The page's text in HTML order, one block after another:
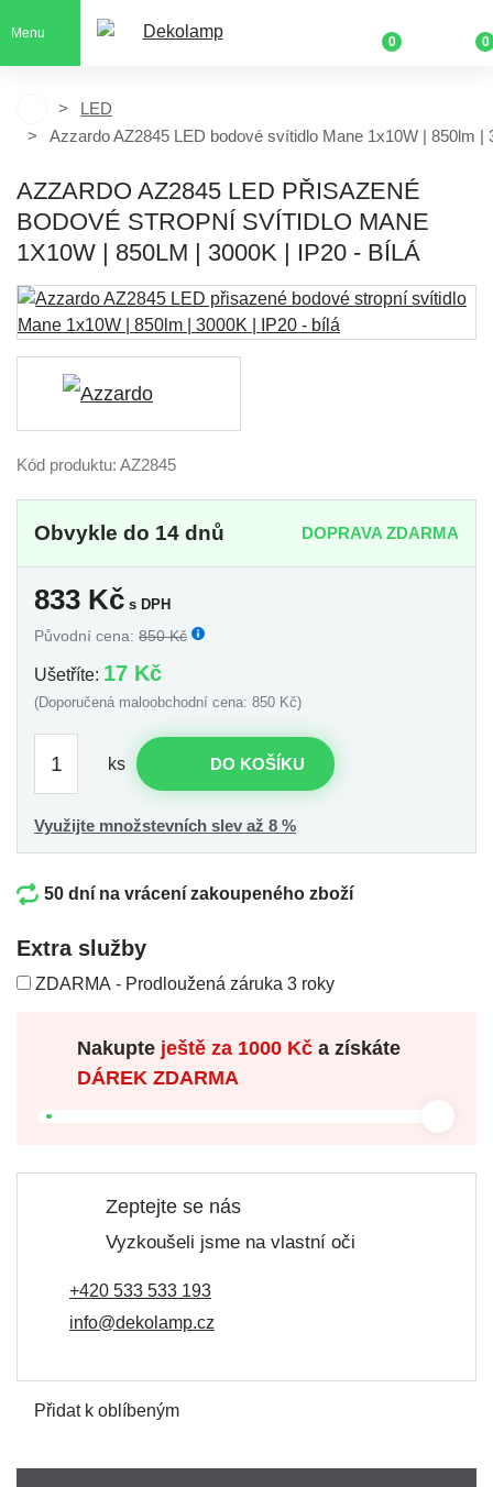
Menu
0 0
LED
Azzardo AZ2845 LED bodové svítidlo Mane 1x10W | 850lm |
AZZARDO AZ2845 LED PŘISAZENÉ
BODOVÉ STROPNÍ SVÍTIDLO MANE
1X10W | 850LM | 3000K | IP20 - BÍLÁ
Kód produktu: AZ2845
Obvykle do 14 dnů DOPRAVA ZDARMA
833 Kč s DPH
Původní cena: 850 Kč
Ušetříte: 17 Kč
(Doporučená maloobchodní cena: 850 Kč)
ks DO KOŠÍKU
Využijte množstevních slev až 8 %
50 dní na vrácení zakoupeného zboží
Extra služby
ZDARMA - Prodloužená záruka 3 roky
Nakupte ještě za1000 Kča získáte
DÁREK ZDARMA
Zeptejte se nás
Vyzkoušeli jsme na vlastní oči
+420 533 533 193
info@dekolamp.cz
Přidat k oblíbeným